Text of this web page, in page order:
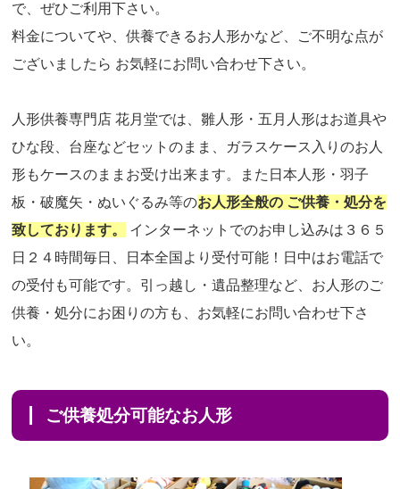
で、ぜひご利用下さい。
料金についてや、供養できるお人形かなど、ご不明な点が
ございましたら お気軽にお問い合わせ下さい。
人形供養専門店 花月堂では、雛人形・五月人形はお道具や
ひな段、台座などセットのまま、ガラスケース入りのお人
形もケースのままお受け出来ます。また日本人形・羽子
板・破魔矢・ぬいぐるみ等のお人形全般の ご供養・処分を
致しております。
インターネットでのお申し込みは３６５
日２４時間毎日、日本全国より受付可能！日中はお電話で
の受付も可能です。引っ越し・遺品整理など、お人形のご
供養・処分にお困りの方も、お気軽にお問い合わせ下さ
い。
ご供養処分可能なお人形